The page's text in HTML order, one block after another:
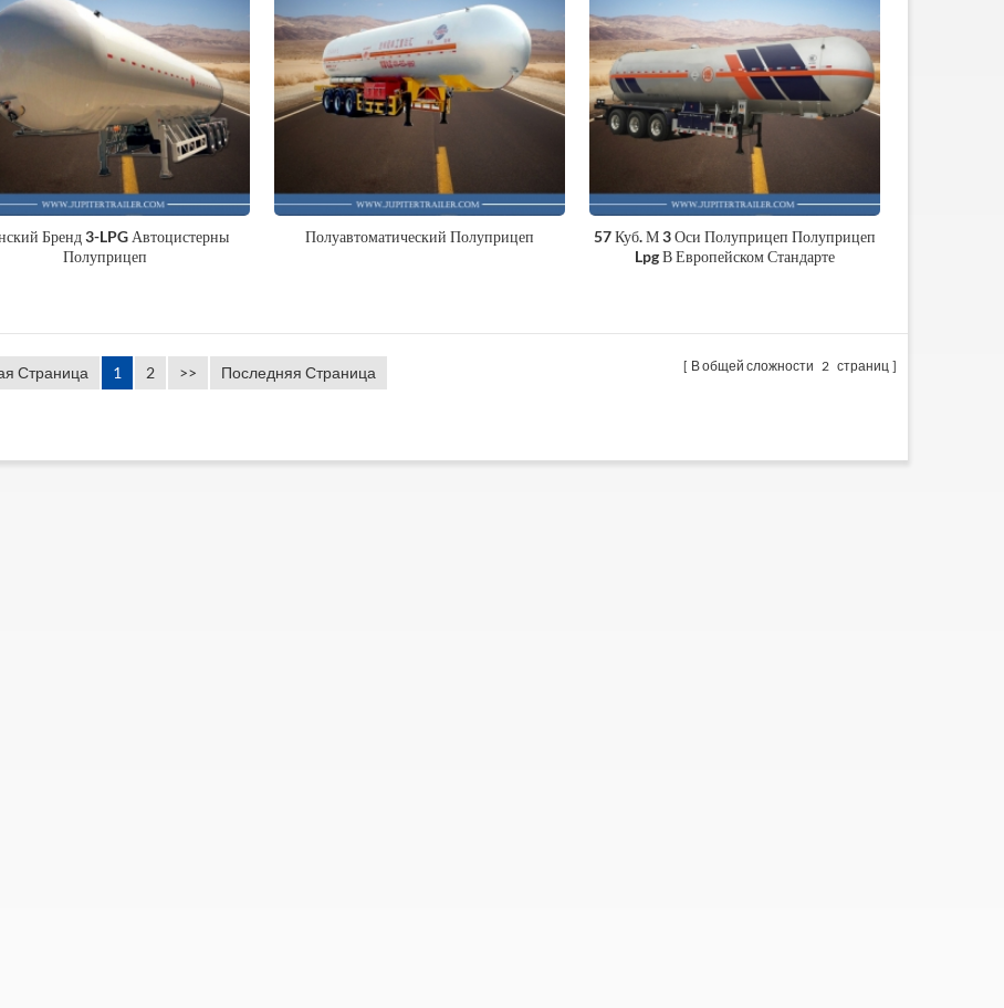
Бренд 3-LPG Автоцистерны
Полуприцеп
Полуавтоматический Полуприцеп
57 Куб. М 3 Оси Полуприцеп Полуприцеп
Lpg В Европейском Стандарте
Страница 1 2 >> Последняя Страница В общей сложности 2 страниц